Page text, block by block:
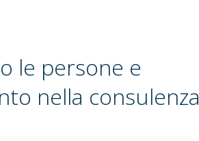
le persone e
nella consulenza